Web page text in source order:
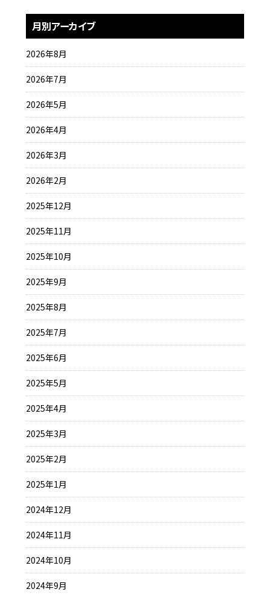
月別アーカイブ
2026年8月
2026年7月
2026年5月
2026年4月
2026年3月
2026年2月
2025年12月
2025年11月
2025年10月
2025年9月
2025年8月
2025年7月
2025年6月
2025年5月
2025年4月
2025年3月
2025年2月
2025年1月
2024年12月
2024年11月
2024年10月
2024年9月